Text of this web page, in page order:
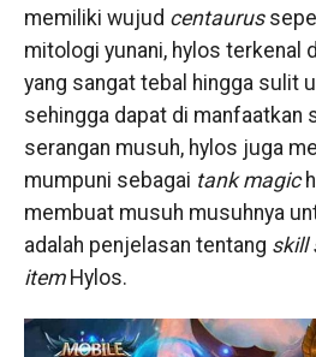
memiliki wujud centaurus
mitologi yunani, hylos terkenal
yang sangat tebal hingga sulit
sehingga dapat di manfaatkan
serangan musuh, hylos juga
mumpuni sebagai tank magic
membuat musuh musuhnya
adalah penjelasan tentang skill
itemHylos.